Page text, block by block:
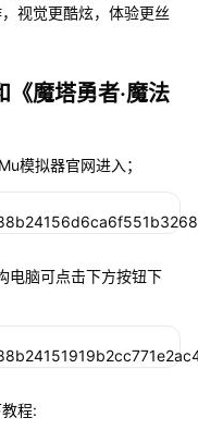
视觉更酷炫，体验更丝
魔塔勇者·魔法
模拟器官网进入；
电脑可点击下方按钮下
程: